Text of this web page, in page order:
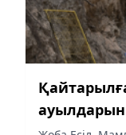
ауылдарын